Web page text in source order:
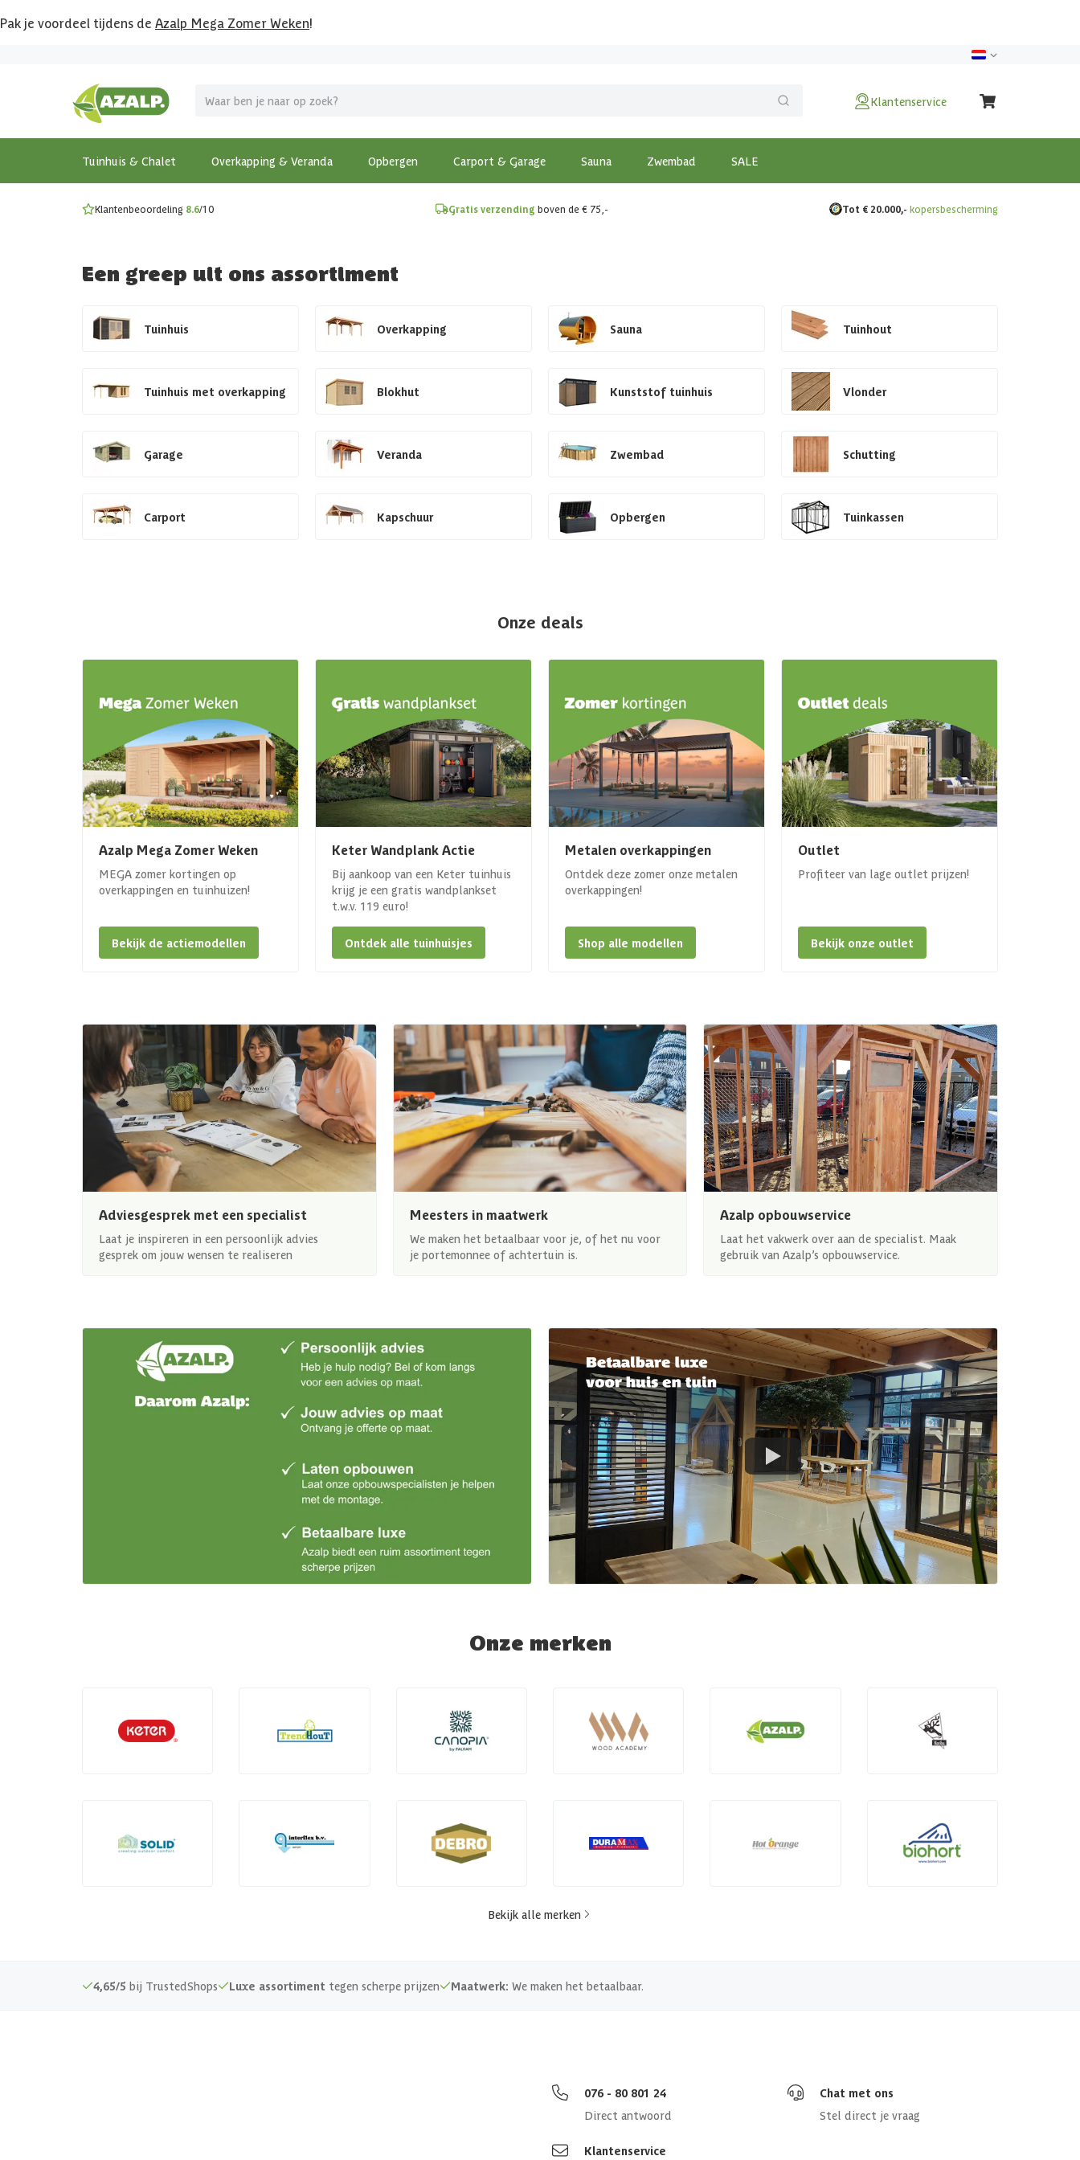
Pak je voordeel tijdens de Azalp Mega Zomer Weken!
Klantenservice
Tuinhuis & Chalet Overkapping & Veranda Opbergen Carport & Garage Sauna Zwembad SALE
MEGA zomer kortingen op overkappingen en tuinhuizen!
Bekijk de actiemodellen
Gratis wandplankset
Ontdek onze metalen overkappingen
Klantenbeoordeling 8.6/10 Gratis verzending boven de € 75,- Tot € 20.000,- kopersbescherming
Een greep uit ons assortiment
Tuinhuis Overkapping Sauna Tuinhout
Tuinhuis met overkapping Blokhut Kunststof tuinhuis Vlonder
Garage Veranda Zwembad Schutting
Carport Kapschuur Opbergen Tuinkassen
Onze deals
Azalp Mega Zomer Weken
MEGA zomer kortingen op
overkappingen en tuinhuizen!
Bekijk de actiemodellen
Keter Wandplank Actie
Bij aankoop van een Keter tuinhuis
krijg je een gratis wandplankset
t.w.v. 119 euro!
Ontdek alle tuinhuisjes
Metalen overkappingen
Ontdek deze zomer onze metalen
overkappingen!
Shop alle modellen
Outlet
Profiteer van lage outlet prijzen!
Bekijk onze outlet
Adviesgesprek met een specialist
Laat je inspireren in een persoonlijk advies
gesprek om jouw wensen te realiseren
Meesters in maatwerk
We maken het betaalbaar voor je, of het nu voor
je portemonnee of achtertuin is.
Azalp opbouwservice
Laat het vakwerk over aan de specialist. Maak
gebruik van Azalp’s opbouwservice.
Onze merken
Bekijk alle merken
4,65/5 bij TrustedShops Luxe assortiment tegen scherpe prijzen Maatwerk: We maken het betaalbaar.
076 - 80 801 24
Direct antwoord
Chat met ons
Stel direct je vraag
Klantenservice